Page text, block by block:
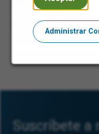
Administrar
Senior Internal
West Malling,
Suscríbete